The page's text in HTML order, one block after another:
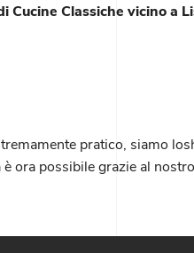
Classiche vicino a
pratico, siamo
ora possibile grazie al